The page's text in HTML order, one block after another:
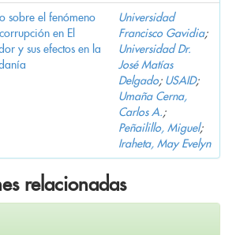
sobre el fenómeno
en El
y sus efectos en la
Universidad
Francisco Gavidia;
Universidad Dr.
José Matías
Delgado; USAID;
Umaña Cerna,
Carlos A.;
Peñailillo, Miguel;
Iraheta, May Evelyn
relacionadas